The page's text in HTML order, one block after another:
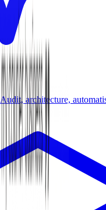
Audit, architecture,